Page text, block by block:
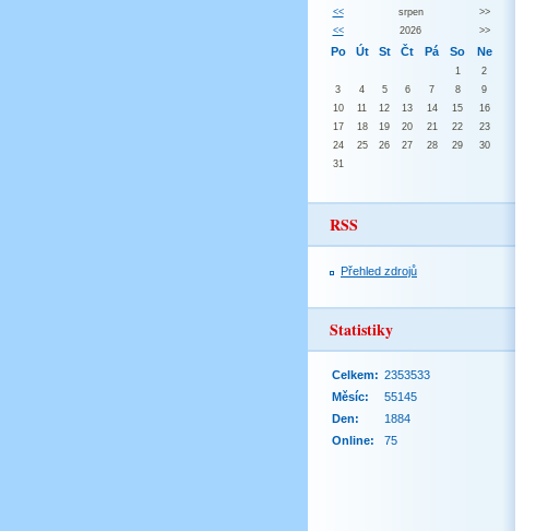
<< srpen
>>
<<
2026 >>
Po Út St Čt Pá So Ne
1
2
3
4 5 6 7 8
9
10
11 12 13 14 15
16
17
18 19 20 21 22
23
24
25 26 27 28 29
30
31
RSS
Přehled zdrojů
Statistiky
Online: 75
Celkem: 2353533
Měsíc:
55145
Den:
1884